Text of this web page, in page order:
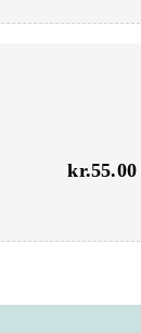
kr.55.00